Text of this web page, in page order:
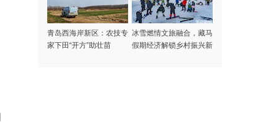
青岛西海岸新区：农技专
家下田“开方”助壮苗
冰雪燃情文旅融合，藏马
假期经济解锁乡村振兴新